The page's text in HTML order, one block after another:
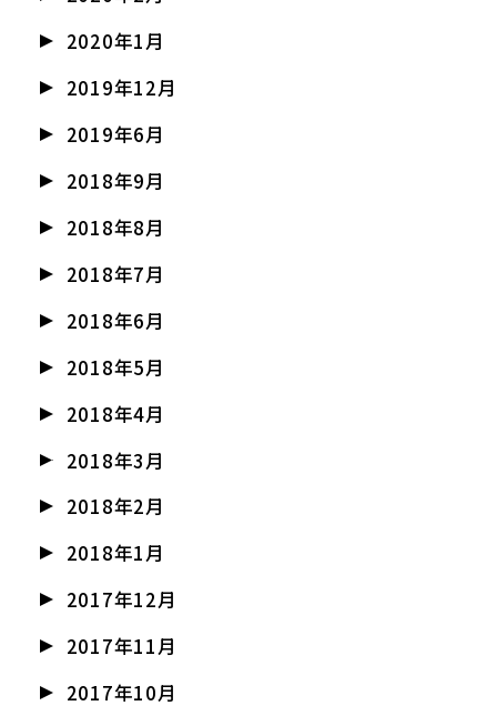
2020年1月
2019年12月
2019年6月
2018年9月
2018年8月
2018年7月
2018年6月
2018年5月
2018年4月
2018年3月
2018年2月
2018年1月
2017年12月
2017年11月
2017年10月